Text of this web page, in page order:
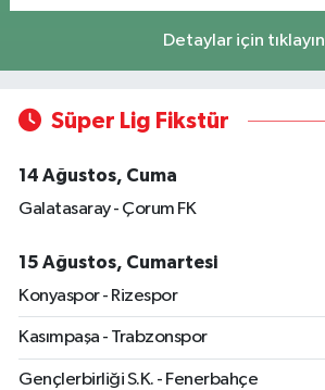
Detaylar için tıklayın
Süper Lig Fikstür
14 Ağustos, Cuma
Galatasaray - Çorum FK
15 Ağustos, Cumartesi
Konyaspor - Rizespor
Kasımpaşa - Trabzonspor
Gençlerbirliği S.K. - Fenerbahçe